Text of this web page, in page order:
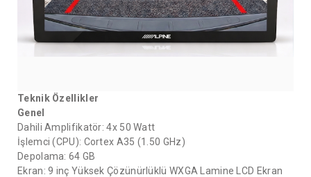
Teknik Özellikler
Genel
Dahili Amplifikatör: 4x 50 Watt
İşlemci (CPU): Cortex A35 (1.50 GHz)
Depolama: 64 GB
Ekran: 9 inç Yüksek Çözünürlüklü WXGA Lamine LCD Ekran